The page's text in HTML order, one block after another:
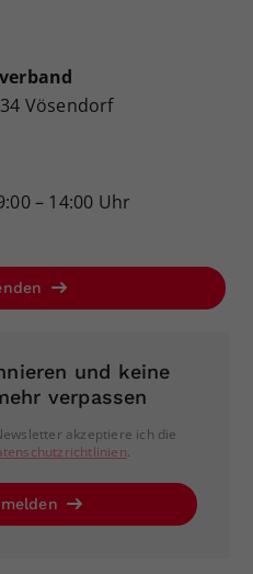
Vösendorf
– 14:00 Uhr
und keine
verpassen
akzeptiere ich die
.